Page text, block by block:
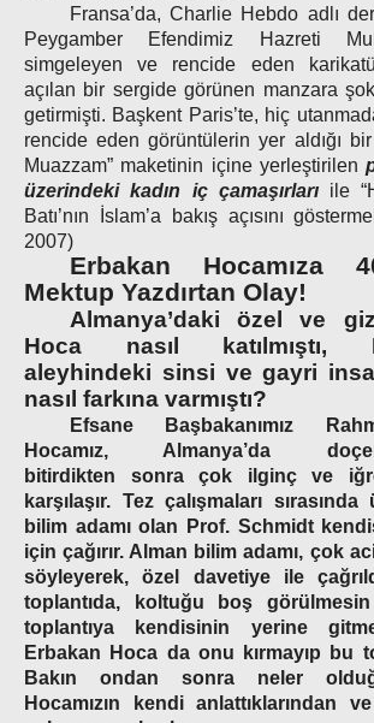
Fransa’da, Charlie Hebdo adlı
Peygamber Efendimiz Hazreti
simgeleyen ve rencide eden
açılan bir sergide görünen manzara
getirmişti. Başkent Paris’te, hiç
rencide eden görüntülerin yer aldığı
Muazzam” maketinin içine yerleştirilen
üzerindeki kadın iç çamaşırlarıile
Batı’nın İslam’a bakış açısını
2007)
Erbakan Hocamıza
Mektup Yazdırtan Olay!
Almanya’daki özel ve
Hoca nasıl katılmıştı,
aleyhindeki sinsi ve gayri
nasıl farkına varmıştı?
Efsane Başbakanımız
Hocamız, Almanya’da
bitirdikten sonra çok ilginç ve
karşılaşır. Tez çalışmaları
bilim adamı olan Prof. Schmidt
için çağırır. Alman bilim adamı, çok
söyleyerek, özel davetiye ile
toplantıda, koltuğu boş
toplantıya kendisinin yerine
Erbakan Hoca da onu kırmayıp bu
Bakın ondan sonra neler
Hocamızın kendi anlattıklarından ve